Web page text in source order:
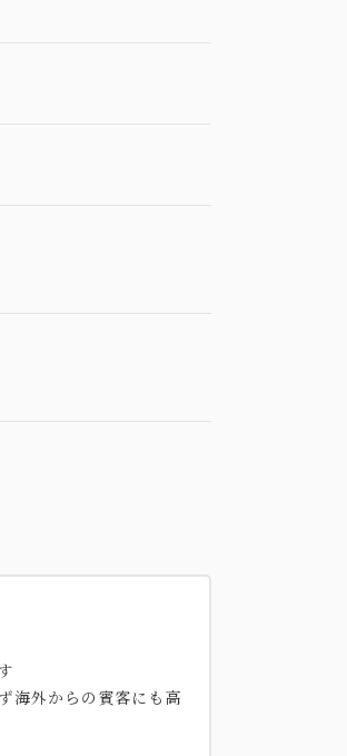
海外からの賓客にも高